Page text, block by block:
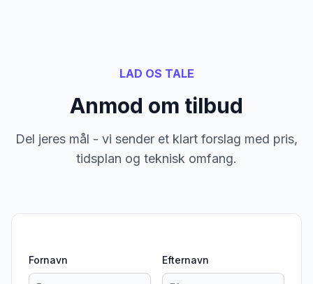
LAD OS TALE
Anmod om tilbud
Del jeres mål - vi sender et klart forslag med pris,
tidsplan og teknisk omfang.
Fornavn Efternavn